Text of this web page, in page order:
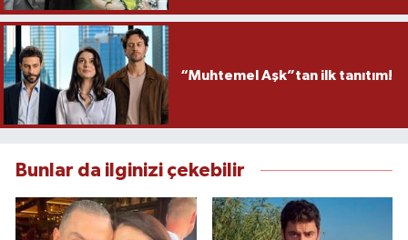
“Muhtemel Aşk”tan ilk tanıtım!
Bunlar da ilginizi çekebilir